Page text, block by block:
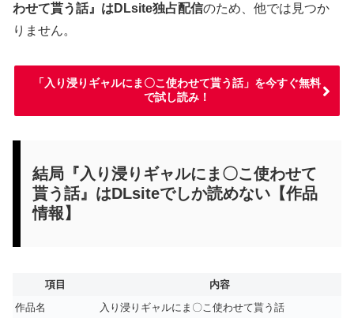
わせて貰う話』はDLsite独占配信のため、他では見つか
りません。
「入り浸りギャルにま〇こ使わせて貰う話」を今すぐ無料
で試し読み！
結局『入り浸りギャルにま〇こ使わせて
貰う話』はDLsiteでしか読めない【作品
情報】
項目
内容
作品名
入り浸りギャルにま〇こ使わせて貰う話